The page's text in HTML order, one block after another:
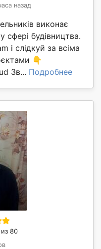
назад
виконає
сфері будівництва.
і слідкуй за всіма
👇
Зв... Подробнее
80